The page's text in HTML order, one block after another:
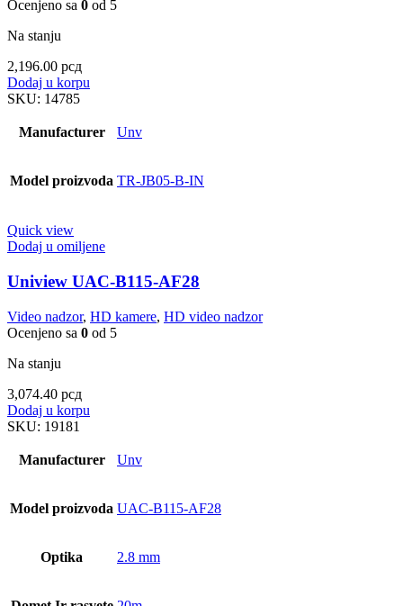
Ocenjeno sa 0 od 5
Na stanju
2,196.00 рсд
Dodaj u korpu
SKU: 14785
Manufacturer Unv
Model proizvoda TR-JB05-B-IN
Quick view
Dodaj u omiljene
Uniview UAC-B115-AF28
Video nadzor, HD kamere, HD video nadzor
Ocenjeno sa 0 od 5
Na stanju
3,074.40 рсд
Dodaj u korpu
SKU: 19181
Manufacturer Unv
Model proizvoda UAC-B115-AF28
Optika 2.8 mm